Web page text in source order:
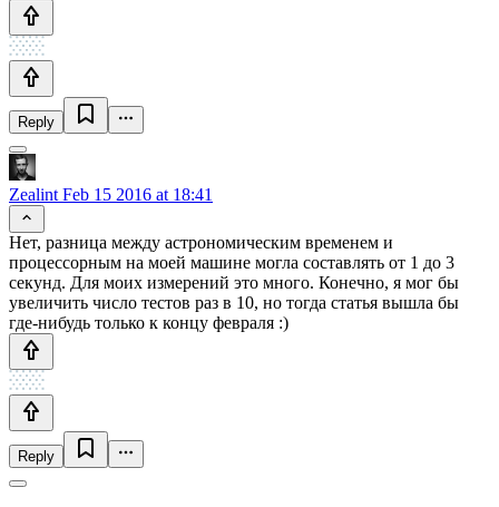
Reply
Zealint Feb 15 2016 at 18:41
Нет, разница между астрономическим временем и
процессорным на моей машине могла составлять от 1 до 3
секунд. Для моих измерений это много. Конечно, я мог бы
увеличить число тестов раз в 10, но тогда статья вышла бы
где-нибудь только к концу февраля :)
Reply